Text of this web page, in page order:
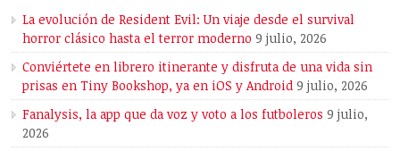
La evolución de Resident Evil: Un viaje desde el survival
horror clásico hasta el terror moderno 9 julio, 2026
Conviértete en librero itinerante y disfruta de una vida sin
prisas en Tiny Bookshop, ya en iOS y Android 9 julio, 2026
Fanalysis, la app que da voz y voto a los futboleros 9 julio,
2026